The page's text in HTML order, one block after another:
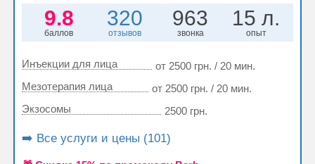
9.8
баллов
320
отзывов
963
звонка
15 л.
опыт
Инъекции для лица
от 2500 грн. / 20 мин.
Мезотерапия лица
от 2500 грн. / 20 мин.
Экзосомы
2500 грн.
➡️ Все услуги и цены (101)